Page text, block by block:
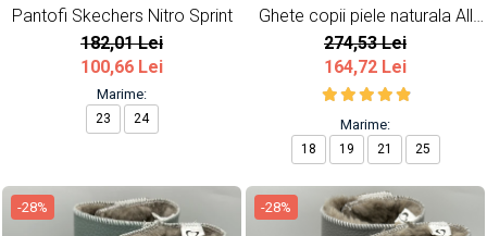
Pantofi Skechers Nitro Sprint
182,01 Lei
100,66 Lei
Marime:
23 24
Ghete copii piele naturala All
Beige
274,53 Lei
164,72 Lei
Marime:
18 19 21 25
-28% -28%